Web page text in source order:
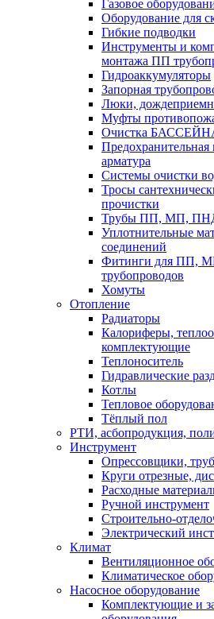
Газовое
Оборудование для
Гибкие подводки
Инструменты и
монтажа ПП
Гидроаккумуляторы
Запорная
Люки,
Муфты
Очистка
арматура
Системы очистки
Тросы
прочистки
Трубы ПП, МП,
Уплотнительные
соединений
Фитинги для ПП,
трубопроводов
Хомуты
Отопление
Радиаторы
Калориферы,
комплектующие
Теплоноситель
Гидравлические
Котлы
Тепловое
Тёплый пол
РТИ, асбопродукция,
Инструмент
Опрессовщики,
Круги отрезные,
Расходные
Ручной инструмент
Строительно-
Электрический
Климат
Вентиляционное
Климатическое
Насосное оборудование
Комплектующие и